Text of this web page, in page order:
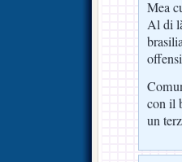
Mea
Al di
con il
un